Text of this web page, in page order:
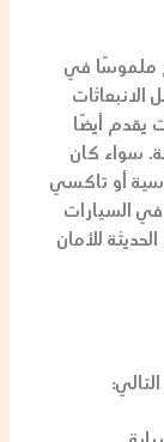
ملموسًا في
الانبعاثات
يقدم أيضًا
سواء كان
أو تاكسي
في السيارات
للأمان